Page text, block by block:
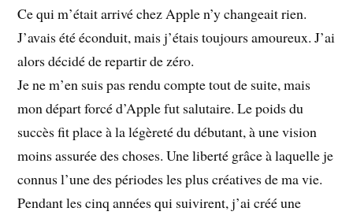
Ce qui m’était arrivé chez Apple n’y changeait rien.
J’avais été éconduit, mais j’étais toujours amoureux. J’ai
alors décidé de repartir de zéro.
Je ne m’en suis pas rendu compte tout de suite, mais
mon départ forcé d’Apple fut salutaire. Le poids du
succès fit place à la légèreté du débutant, à une vision
moins assurée des choses. Une liberté grâce à laquelle je
connus l’une des périodes les plus créatives de ma vie.
Pendant les cinq années qui suivirent, j’ai créé une